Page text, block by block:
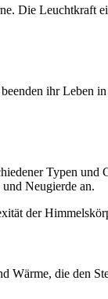
Die Leuchtkraft
ihr Leben
Typen und
Neugierde an.
der
Wärme, die den